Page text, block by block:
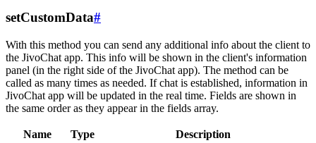
setCustomData#
With this method you can send any additional info about the client to
the JivoChat app. This info will be shown in the client's information
panel (in the right side of the JivoChat app). The method can be
called as many times as needed. If chat is established, information in
JivoChat app will be updated in the real time. Fields are shown in
the same order as they appear in the fields array.
Name Type
Description